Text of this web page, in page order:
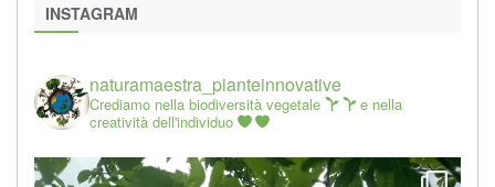
INSTAGRAM
naturamaestra_pianteinnovative
Crediamo nella biodiversità vegetale
e nella
creatività dell'individuo